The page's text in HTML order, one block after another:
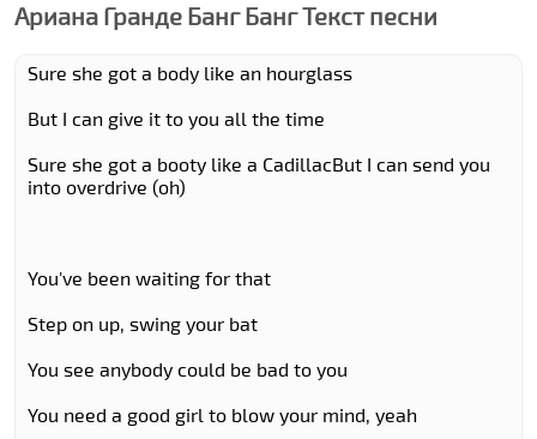
Ариана Гранде Банг Банг Текст песни
Sure she got a body like an hourglass
But I can give it to you all the time
Sure she got a booty like a CadillacBut I can send you
into overdrive (oh)
You've been waiting for that
Step on up, swing your bat
You see anybody could be bad to you
You need a good girl to blow your mind, yeah